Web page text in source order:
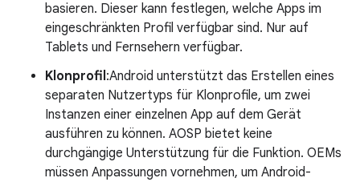
basieren. Dieser kann festlegen, welche Apps im
eingeschränkten Profil verfügbar sind. Nur auf
Tablets und Fernsehern verfügbar.
Klonprofil:Android unterstützt das Erstellen eines
separaten Nutzertyps für Klonprofile, um zwei
Instanzen einer einzelnen App auf dem Gerät
ausführen zu können. AOSP bietet keine
durchgängige Unterstützung für die Funktion. OEMs
müssen Anpassungen vornehmen, um Android-